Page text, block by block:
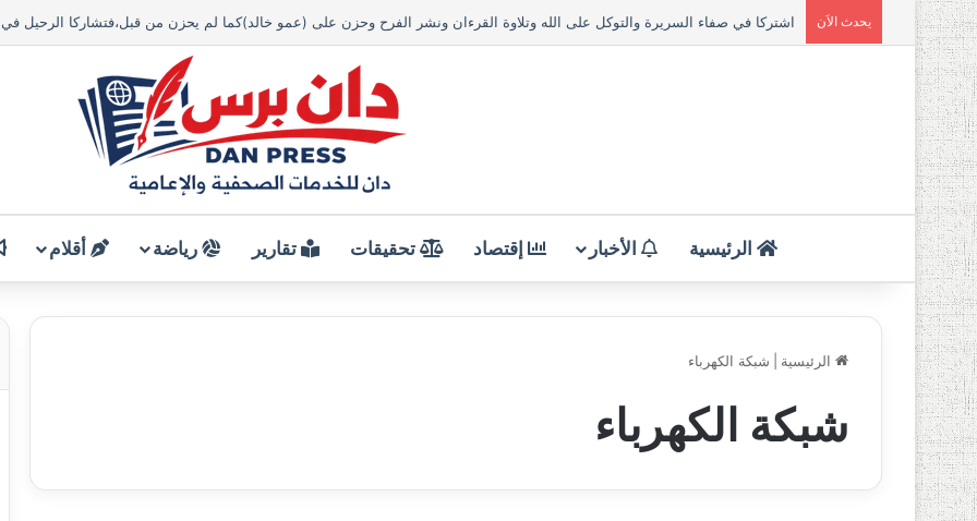
يحدث الاَن
الرئيسية الأخبار إقتصاد تحقيقات تقارير رياضة أقلام
الرئيسية شبكة الكهرباء
شبكة الكهرباء